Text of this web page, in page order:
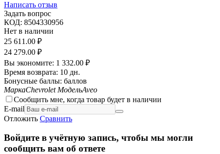
Написать отзыв
Задать вопрос
КОД: 8504330956
Нет в наличии
25 611.00 ₽
24 279.00 ₽
Вы экономите: 1 332.00 ₽
Время возврата: 10 дн.
Бонусные баллы: баллов
МаркаChevrolet МодельAveo
Сообщить мне, когда товар будет в наличии
E-mail
Отложить Сравнить
Войдите в учётную запись, чтобы мы могли
сообщить вам об ответе